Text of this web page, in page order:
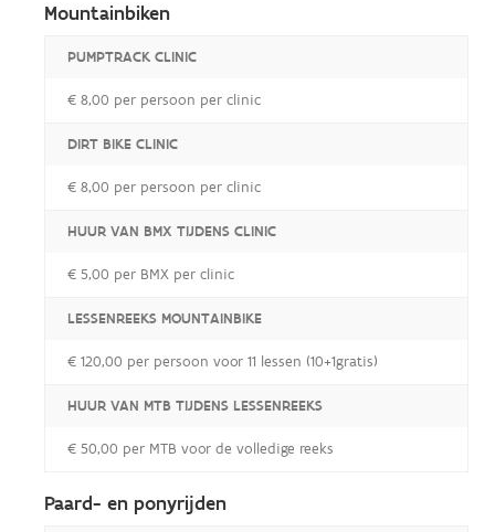
Mountainbiken
PUMPTRACK CLINIC
€ 8,00 per persoon per clinic
DIRT BIKE CLINIC
€ 8,00 per persoon per clinic
HUUR VAN BMX TIJDENS CLINIC
€ 5,00 per BMX per clinic
LESSENREEKS MOUNTAINBIKE
€ 120,00 per persoon voor 11 lessen (10+1gratis)
HUUR VAN MTB TIJDENS LESSENREEKS
€ 50,00 per MTB voor de volledige reeks
Paard- en ponyrijden